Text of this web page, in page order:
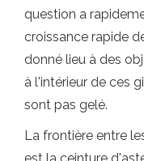
question a
croissance rapide
donné lieu à des
à l'intérieur de ces
sont pas gelé.
La frontière entre